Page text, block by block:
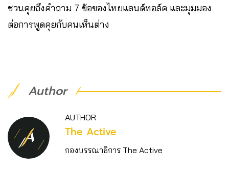
ชวนคุยถึงคำถาม 7 ข้อของไทยแลนด์ทอล์ค และมุมมอง
ต่อการพูดคุยกับคนเห็นต่าง
Author
AUTHOR
The Active
กองบรรณาธิการ The Active